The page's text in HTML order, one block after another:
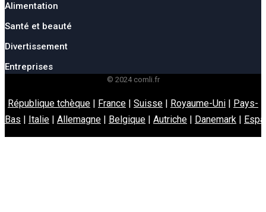
Alimentation
Santé et beauté
Divertissement
Entreprises
© 2024 comli.fr
République tchèque | France | Suisse | Royaume-Uni | Pays-
Bas | Italie | Allemagne | Belgique | Autriche | Danemark |